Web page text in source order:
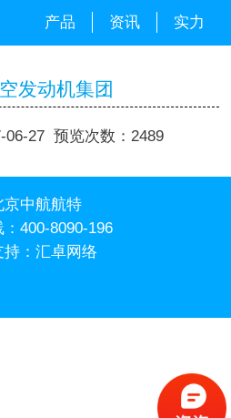
产品 资讯 实力
发动机集团
06-27 预览次数：2489
中航航特
400-8090-196
： 汇卓网络